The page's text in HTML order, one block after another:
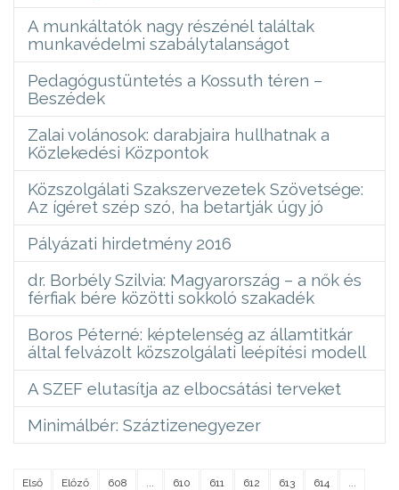
A munkáltatók nagy részénél találtak
munkavédelmi szabálytalanságot
Pedagógustüntetés a Kossuth téren –
Beszédek
Zalai volánosok: darabjaira hullhatnak a
Közlekedési Központok
Közszolgálati Szakszervezetek Szövetsége:
Az ígéret szép szó, ha betartják úgy jó
Pályázati hirdetmény 2016
dr. Borbély Szilvia: Magyarország – a nők és
férfiak bére közötti sokkoló szakadék
Boros Péterné: képtelenség az államtitkár
által felvázolt közszolgálati leépítési modell
A SZEF elutasítja az elbocsátási terveket
Minimálbér: Száztizenegyezer
Első Előző 608 610 611 612 613 614